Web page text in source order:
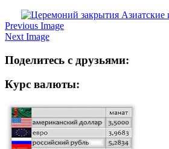
Previous Image
Next Image
Поделитесь с друзьями:
Курс валюты: